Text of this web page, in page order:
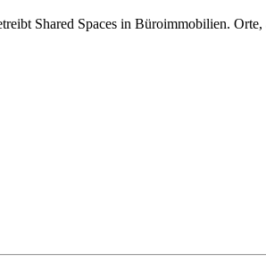
Shared Spaces in Büroimmobilien.